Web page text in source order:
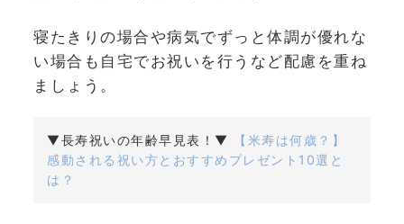
寝たきりの場合や病気でずっと体調が優れな
い場合も自宅でお祝いを行うなど配慮を重ね
ましょう。
▼長寿祝いの年齢早見表！▼
【米寿は何歳？】
感動される祝い方とおすすめプレゼント10選と
は？